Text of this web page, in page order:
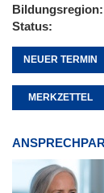
Bildungsregion
Status
NEUER TERMIN
MERKZETTEL